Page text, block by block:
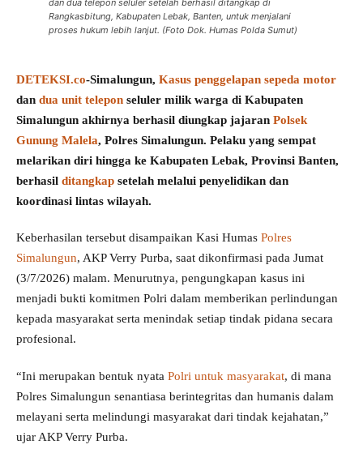
dan dua telepon seluler setelah berhasil ditangkap di
Rangkasbitung, Kabupaten Lebak, Banten, untuk menjalani
proses hukum lebih lanjut. (Foto Dok. Humas Polda Sumut)
DETEKSI.co-Simalungun, Kasus penggelapan sepeda motor
dan dua unit telepon seluler milik warga di Kabupaten
Simalungun akhirnya berhasil diungkap jajaran Polsek
Gunung Malela, Polres Simalungun. Pelaku yang sempat
melarikan diri hingga ke Kabupaten Lebak, Provinsi Banten,
berhasil ditangkap setelah melalui penyelidikan dan
koordinasi lintas wilayah.
Keberhasilan tersebut disampaikan Kasi Humas Polres
Simalungun, AKP Verry Purba, saat dikonfirmasi pada Jumat
(3/7/2026) malam. Menurutnya, pengungkapan kasus ini
menjadi bukti komitmen Polri dalam memberikan perlindungan
kepada masyarakat serta menindak setiap tindak pidana secara
profesional.
“Ini merupakan bentuk nyata Polri untuk masyarakat, di mana
Polres Simalungun senantiasa berintegritas dan humanis dalam
melayani serta melindungi masyarakat dari tindak kejahatan,”
ujar AKP Verry Purba.